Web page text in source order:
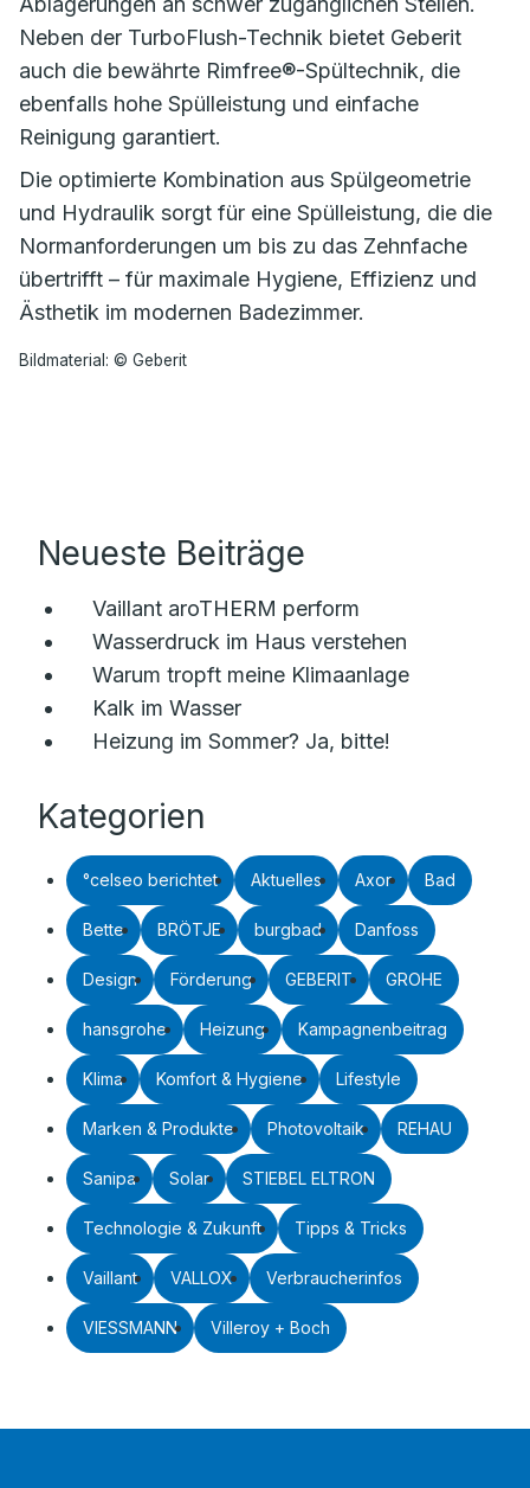
Neben der TurboFlush-Technik bietet Geberit
auch die bewährte Rimfree®-Spültechnik, die
ebenfalls hohe Spülleistung und einfache
Reinigung garantiert.
Die optimierte Kombination aus Spülgeometrie
und Hydraulik sorgt für eine Spülleistung, die die
Normanforderungen um bis zu das Zehnfache
übertrifft – für maximale Hygiene, Effizienz und
Ästhetik im modernen Badezimmer.
Bildmaterial: © Geberit
Neueste Beiträge
Vaillant aroTHERM perform
Wasserdruck im Haus verstehen
Warum tropft meine Klimaanlage
Kalk im Wasser
Heizung im Sommer? Ja, bitte!
Kategorien
°celseo berichtet Aktuelles Axor Bad
Bette BRÖTJE burgbad Danfoss
Design Förderung GEBERIT GROHE
hansgrohe Heizung Kampagnenbeitrag
Klima Komfort & Hygiene Lifestyle
Marken & Produkte Photovoltaik REHAU
Sanipa Solar STIEBEL ELTRON
Technologie & Zukunft Tipps & Tricks
Vaillant VALLOX Verbraucherinfos
VIESSMANN Villeroy + Boch